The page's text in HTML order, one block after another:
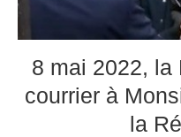
8 mai 2022, la
courrier à
la